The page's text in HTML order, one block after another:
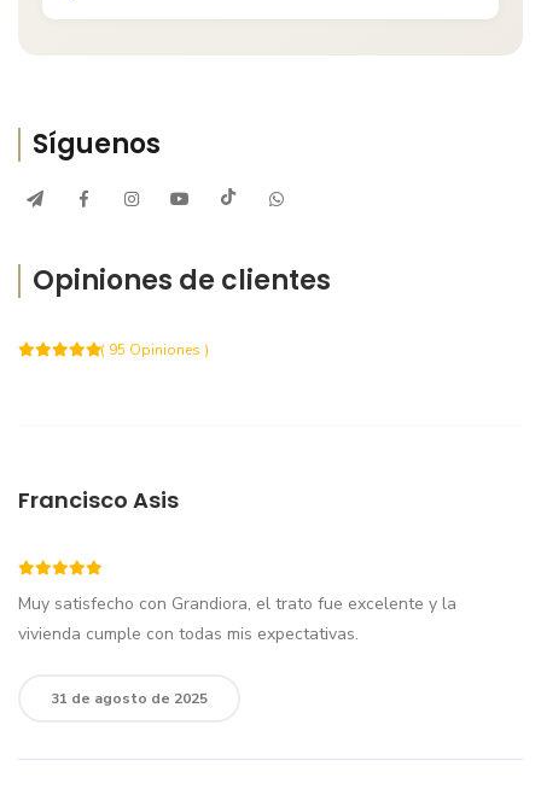
Síguenos
Opiniones de clientes
( 95 Opiniones )
Francisco Asis
Muy satisfecho con Grandiora, el trato fue excelente y la
vivienda cumple con todas mis expectativas.
31 de agosto de 2025